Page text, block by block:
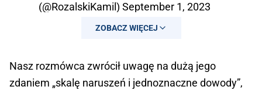
(@RozalskiKamil) September 1, 2023
ZOBACZ WIĘCEJ
Nasz rozmówca zwrócił uwagę na dużą jego
zdaniem „skalę naruszeń i jednoznaczne dowody”,